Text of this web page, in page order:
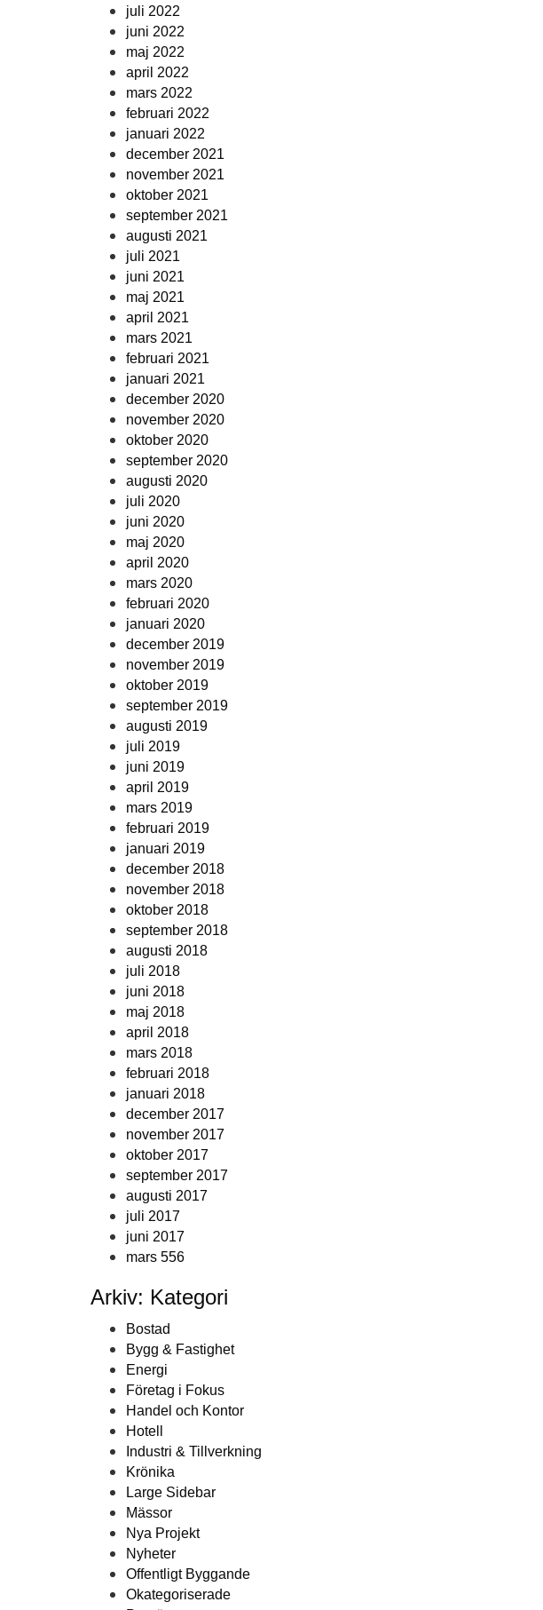
juli 2022
juni 2022
maj 2022
april 2022
mars 2022
februari 2022
januari 2022
december 2021
november 2021
oktober 2021
september 2021
augusti 2021
juli 2021
juni 2021
maj 2021
april 2021
mars 2021
februari 2021
januari 2021
december 2020
november 2020
oktober 2020
september 2020
augusti 2020
juli 2020
juni 2020
maj 2020
april 2020
mars 2020
februari 2020
januari 2020
december 2019
november 2019
oktober 2019
september 2019
augusti 2019
juli 2019
juni 2019
april 2019
mars 2019
februari 2019
januari 2019
december 2018
november 2018
oktober 2018
september 2018
augusti 2018
juli 2018
juni 2018
maj 2018
april 2018
mars 2018
februari 2018
januari 2018
december 2017
november 2017
oktober 2017
september 2017
augusti 2017
juli 2017
juni 2017
mars 556
Arkiv: Kategori
Bostad
Bygg & Fastighet
Energi
Företag i Fokus
Handel och Kontor
Hotell
Industri & Tillverkning
Krönika
Large Sidebar
Mässor
Nya Projekt
Nyheter
Offentligt Byggande
Okategoriserade